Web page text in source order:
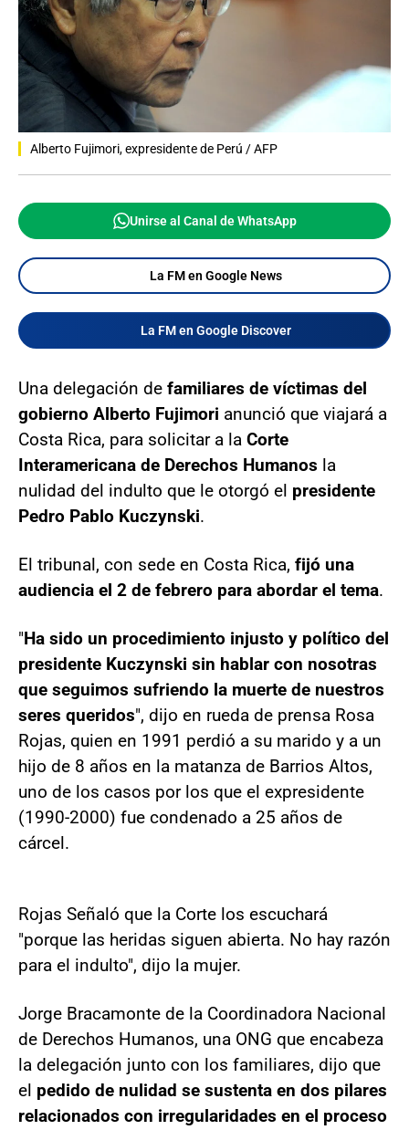
Alberto Fujimori, expresidente de Perú / AFP
Unirse al Canal de WhatsApp
La FM en Google News
La FM en Google Discover
Una delegación de familiares de víctimas del
gobierno Alberto Fujimori anunció que viajará a
Costa Rica, para solicitar a la Corte
Interamericana de Derechos Humanos la
nulidad del indulto que le otorgó el presidente
Pedro Pablo Kuczynski.
El tribunal, con sede en Costa Rica, fijó una
audiencia el 2 de febrero para abordar el tema.
"Ha sido un procedimiento injusto y político del
presidente Kuczynski sin hablar con nosotras
que seguimos sufriendo la muerte de nuestros
seres queridos", dijo en rueda de prensa Rosa
Rojas, quien en 1991 perdió a su marido y a un
hijo de 8 años en la matanza de Barrios Altos,
uno de los casos por los que el expresidente
(1990-2000) fue condenado a 25 años de
cárcel.
Rojas Señaló que la Corte los escuchará
"porque las heridas siguen abierta. No hay razón
para el indulto", dijo la mujer.
Jorge Bracamonte de la Coordinadora Nacional
de Derechos Humanos, una ONG que encabeza
la delegación junto con los familiares, dijo que
el pedido de nulidad se sustenta en dos pilares
relacionados con irregularidades en el proceso